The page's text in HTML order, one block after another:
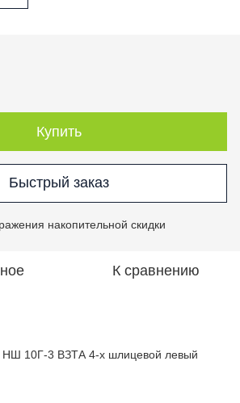
Купить
Быстрый заказ
накопительной скидки
К сравнению
НШ 10Г-3 ВЗТА 4-х шлицевой левый